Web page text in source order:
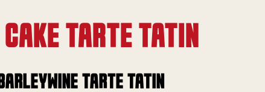
CAKE TARTE TATIN
TARTE TATIN